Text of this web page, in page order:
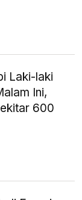
Laki-laki
Ini,
600